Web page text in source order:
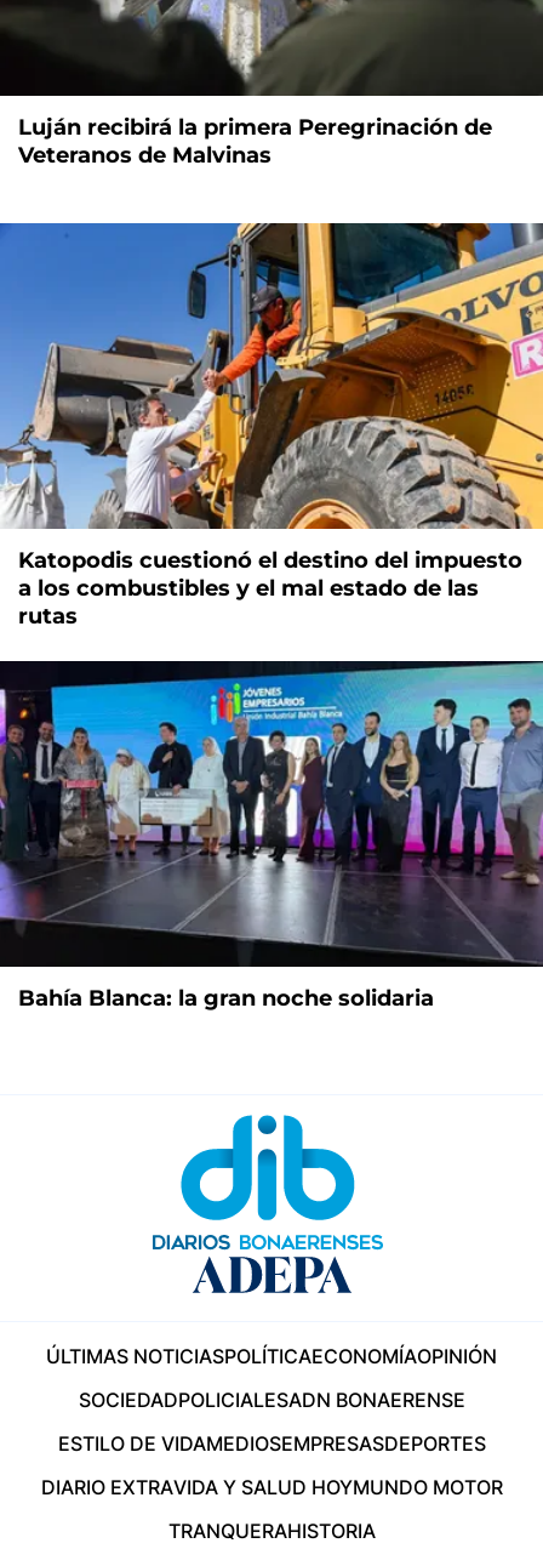
Luján recibirá la primera Peregrinación de
Veteranos de Malvinas
Katopodis cuestionó el destino del impuesto
a los combustibles y el mal estado de las
rutas
Bahía Blanca: la gran noche solidaria
ÚLTIMAS NOTICIASPOLÍTICAECONOMÍAOPINIÓN
SOCIEDADPOLICIALESADN BONAERENSE
ESTILO DE VIDAMEDIOSEMPRESASDEPORTES
DIARIO EXTRAVIDA Y SALUD HOYMUNDO MOTOR
TRANQUERAHISTORIA